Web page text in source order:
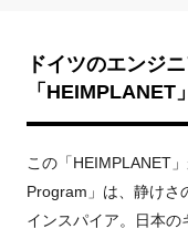
ドイツのエンジ
「HEIMPLANET」
この「HEIMPLANET
Program」は、静けさ
インスパイア。日本の